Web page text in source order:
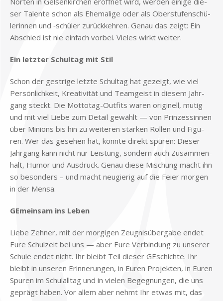
ser Ta­len­te schon als Ehe­ma­li­ge oder als Ober­stu­fen­schü­
le­rin­nen und ‑schü­ler zu­rück­keh­ren. Ge­nau das zeigt: Ein
Ab­schied ist nie ein­fach vor­bei. Vie­les wirkt wei­ter.
Ein letz­ter Schul­tag mit Stil
Schon der gest­ri­ge letz­te Schul­tag hat ge­zeigt, wie viel
Per­sön­lich­keit, Krea­ti­vi­tät und Team­geist in die­sem Jahr­
gang steckt. Die Mot­to­tag-Out­fits wa­ren ori­gi­nell, mu­tig
und mit viel Lie­be zum De­tail ge­wählt — von Prin­zes­sin­nen
über Mi­ni­ons bis hin zu wei­te­ren star­ken Rol­len und Fi­gu­
ren. Wer das ge­se­hen hat, konn­te di­rekt spü­ren: Die­ser
Jahr­gang kann nicht nur Lei­stung, son­dern auch Zu­sam­men­
halt, Hu­mor und Aus­druck. Ge­nau die­se Mi­schung macht ihn
so be­son­ders – und macht neu­gie­rig auf die Fei­er mor­gen
in der Men­sa.
GE­mein­sam ins Le­ben
Lie­be Zeh­ner, mit der mor­gi­gen Zeug­nis­über­ga­be en­det
Eure Schul­zeit bei uns — aber Eure Ver­bin­dung zu un­se­rer
Schu­le en­det nicht. Ihr bleibt Teil die­ser GE­schich­te. Ihr
bleibt in un­se­ren Er­in­ne­run­gen, in Eu­ren Pro­jek­ten, in Eu­ren
Spu­ren im Schul­all­tag und in vie­len Be­geg­nun­gen, die uns
ge­prägt ha­ben. Vor al­lem aber nehmt Ihr et­was mit, das